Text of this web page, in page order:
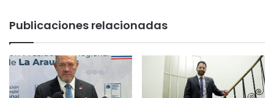
t
e
c
a
o
s
s
o
i
Publicaciones relacionadas